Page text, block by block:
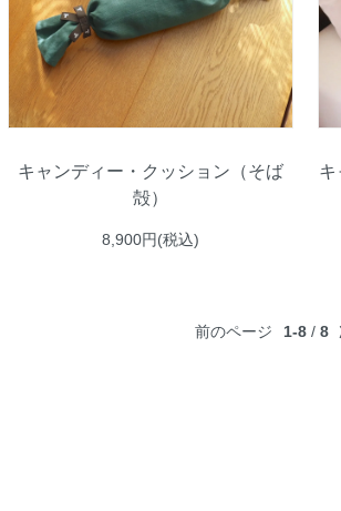
キャンディー・クッション（そば
殻）
8,900円(税込)
前のページ 1-8 / 8